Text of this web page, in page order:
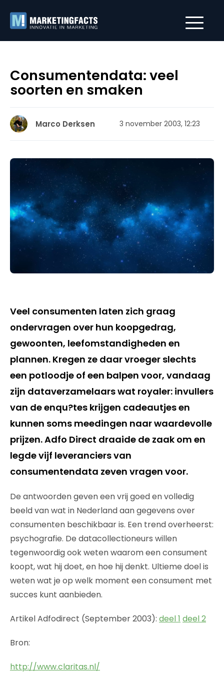
Consumentendata: veel
soorten en smaken
Marco Derksen 3 november 2003, 12:23
Veel consumenten laten zich graag
ondervragen over hun koopgedrag,
gewoonten, leefomstandigheden en
plannen. Kregen ze daar vroeger slechts
een potloodje of een balpen voor, vandaag
zijn dataverzamelaars wat royaler: invullers
van de enqu?tes krijgen cadeautjes en
kunnen soms meedingen naar waardevolle
prijzen. Adfo Direct draaide de zaak om en
legde vijf leveranciers van
consumentendata zeven vragen voor.
De antwoorden geven een vrij goed en volledig
beeld van wat in Nederland aan gegevens over
consumenten beschikbaar is. Een trend overheerst:
psychografie. De datacollectioneurs willen
tegenwoordig ook weten waarom een consument
koopt, wat hij doet, en hoe hij denkt. Ultieme doel is
weten wat je op welk moment een consument met
succes kunt aanbieden.
Artikel Adfodirect (September 2003): deel 1 deel 2
Bron:
http://www.claritas.nl/